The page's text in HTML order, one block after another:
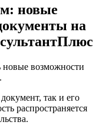
новые
на
новые возможности
так и его
распространяется